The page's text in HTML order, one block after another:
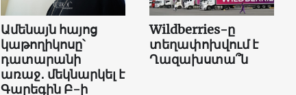
Ամենայն հայոց
կաթողիկոսը՝
դատարանի
առաջ․ մեկնարկել է
Գարեգին Բ-ի
Wildberries-ը
տեղափոխվում է
Ղազախստա՞ն